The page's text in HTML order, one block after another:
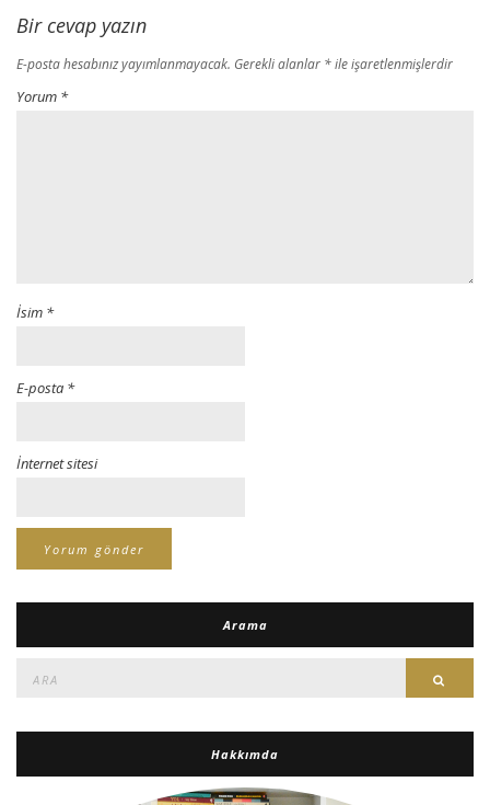
Bir cevap yazın
E-posta hesabınız yayımlanmayacak. Gerekli alanlar *ile işaretlenmişlerdir
Yorum *
İsim *
E-posta *
İnternet sitesi
Arama
Hakkımda